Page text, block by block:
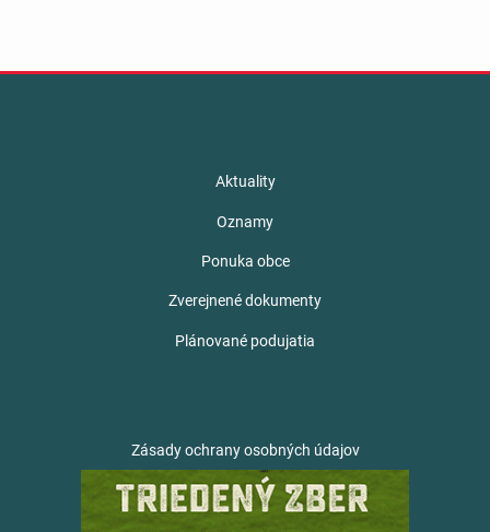
Aktuality
Oznamy
Ponuka obce
Zverejnené dokumenty
Plánované podujatia
Zásady ochrany osobných údajov